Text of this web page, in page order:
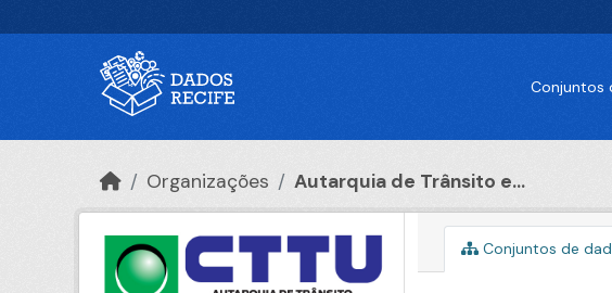
Conjuntos
Organizações Autarquia de Trânsito e...
Conjuntos de